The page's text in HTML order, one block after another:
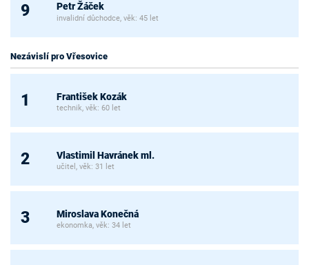
9 Petr Žáček
invalidní důchodce, věk: 45 let
Nezávislí pro Vřesovice
1 František Kozák
technik, věk: 60 let
2 Vlastimil Havránek ml.
učitel, věk: 31 let
3 Miroslava Konečná
ekonomka, věk: 34 let